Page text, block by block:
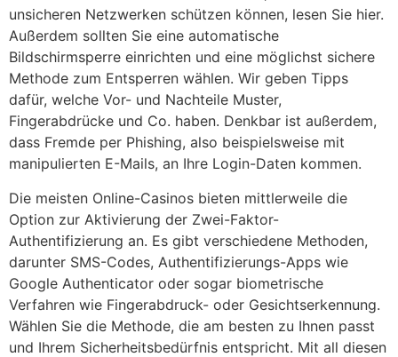
unsicheren Netzwerken schützen können, lesen Sie hier.
Außerdem sollten Sie eine automatische
Bildschirmsperre einrichten und eine möglichst sichere
Methode zum Entsperren wählen. Wir geben Tipps
dafür, welche Vor- und Nachteile Muster,
Fingerabdrücke und Co. haben. Denkbar ist außerdem,
dass Fremde per Phishing, also beispielsweise mit
manipulierten E-Mails, an Ihre Login-Daten kommen.
Die meisten Online-Casinos bieten mittlerweile die
Option zur Aktivierung der Zwei-Faktor-
Authentifizierung an. Es gibt verschiedene Methoden,
darunter SMS-Codes, Authentifizierungs-Apps wie
Google Authenticator oder sogar biometrische
Verfahren wie Fingerabdruck- oder Gesichtserkennung.
Wählen Sie die Methode, die am besten zu Ihnen passt
und Ihrem Sicherheitsbedürfnis entspricht. Mit all diesen